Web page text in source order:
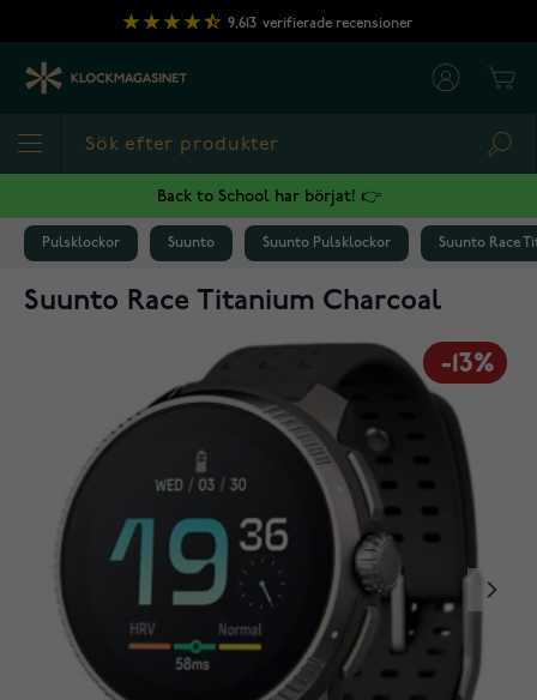
Hoppa till innehållet
9,613 verifierade recensioner
Back to School har börjat! 👉
Pulsklockor Suunto Suunto Pulsklockor Suunto Race
Suunto Race Titanium Charcoal
-13%